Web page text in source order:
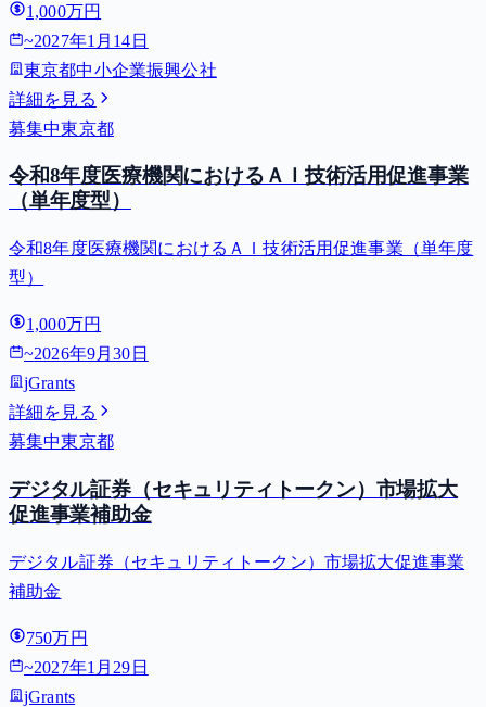
拓・新事業展開。⚠️受付開始 2027-01-04（それまでは申請
でき...
1,000万円
~2027年1月14日
東京都中小企業振興公社
詳細を見る
募集中東京都
令和8年度医療機関におけるＡＩ技術活用促進事業
（単年度型）
令和8年度医療機関におけるＡＩ技術活用促進事業（単年度
型）
1,000万円
~2026年9月30日
jGrants
詳細を見る
募集中東京都
デジタル証券（セキュリティトークン）市場拡大
促進事業補助金
デジタル証券（セキュリティトークン）市場拡大促進事業
補助金
750万円
~2027年1月29日
jGrants